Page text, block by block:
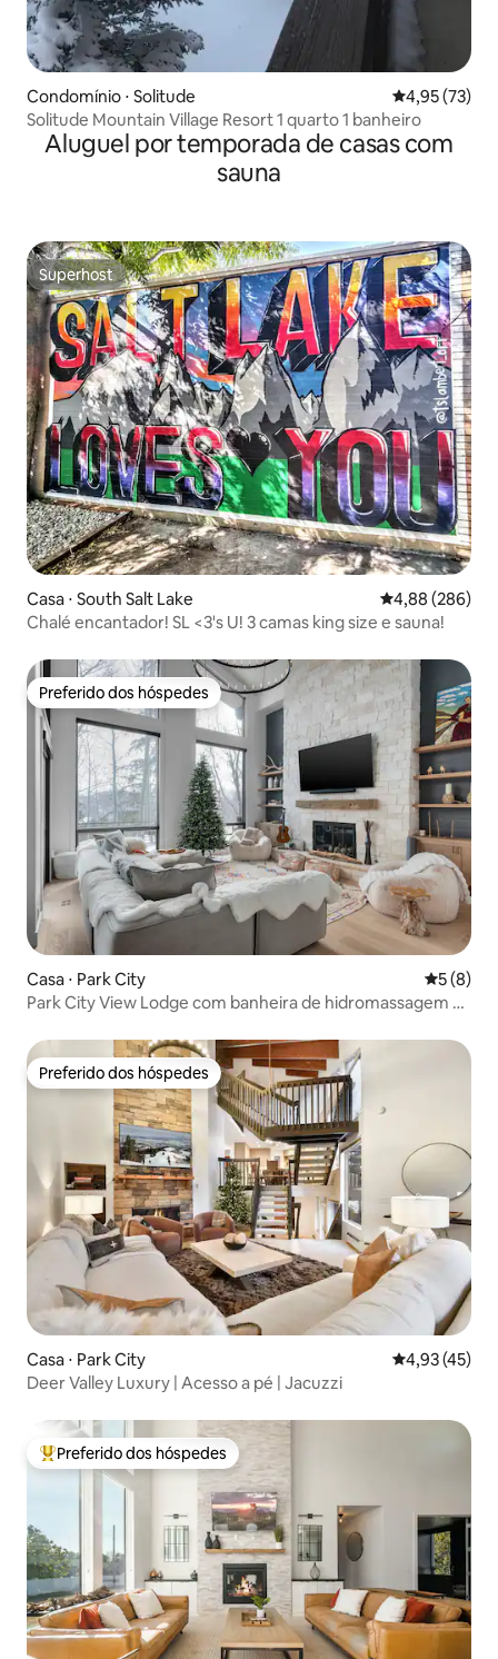
Condomínio ⋅ Solitude 4,95 de uma
4,95 (73)
Solitude Mountain Village Resort 1 quarto 1 banheiro
Aluguel por temporada de casas com
sauna
Superhost
Superhost
Casa ⋅ South Salt Lake 4,88 de uma
4,88 (286)
Chalé encantador! SL <3's U! 3 camas king size e sauna!
Preferido dos hóspedes
Preferido dos hóspedes
Casa ⋅ Park City 5 de
5 (8)
Park City View Lodge com banheira de hidromassagem e
Preferido dos hóspedes
Preferido dos hóspedes
Casa ⋅ Park City 4,93 de uma
4,93 (45)
Deer Valley Luxury | Acesso a pé | Jacuzzi
Entre os melhores preferidos dos hóspedes
Preferido dos hóspedes